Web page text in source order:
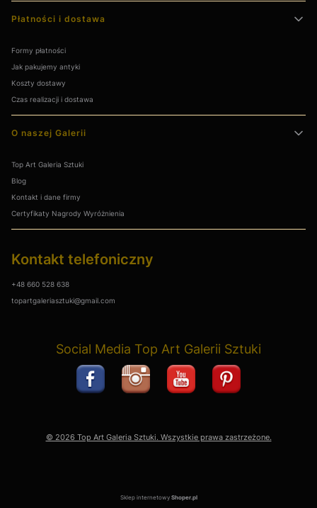
Płatności i dostawa
Formy płatności
Jak pakujemy antyki
Koszty dostawy
Czas realizacji i dostawa
O naszej Galerii
Top Art Galeria Sztuki
Blog
Kontakt i dane firmy
Certyfikaty Nagrody Wyróżnienia
Kontakt telefoniczny
+48 660 528 638
topartgaleriasztuki@gmail.com
Social Media Top Art Galerii Sztuki
© 2026 Top Art Galeria Sztuki. Wszystkie prawa zastrzeżone.
Sklep internetowy Shoper.pl